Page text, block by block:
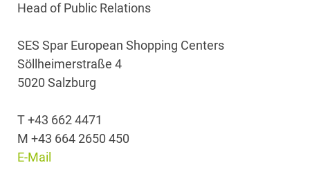
Head of Public Relations
SES Spar European Shopping Centers
Söllheimerstraße 4
5020 Salzburg
T +43 662 4471
M +43 664 2650 450
E-Mail